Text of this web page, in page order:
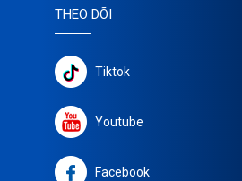
THEO DÕI
Tiktok
Youtube
Facebook